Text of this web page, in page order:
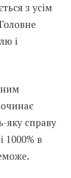
з усім
і
яку справу
1000% в